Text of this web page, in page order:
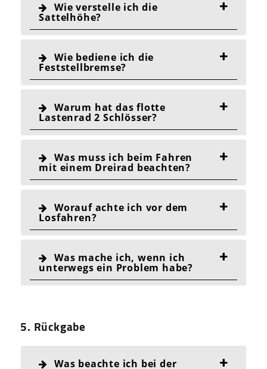
Wie verstelle ich die
Sattelhöhe?
Wie bediene ich die
Feststellbremse?
Warum hat das flotte
Lastenrad 2 Schlösser?
Was muss ich beim Fahren
mit einem Dreirad beachten?
Worauf achte ich vor dem
Losfahren?
Was mache ich, wenn ich
unterwegs ein Problem habe?
5. Rückgabe
Was beachte ich bei der